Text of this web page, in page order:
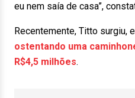
eu nem saía de casa”,
Recentemente, Titto surgiu,
ostentando uma
R$4,5 milhões.